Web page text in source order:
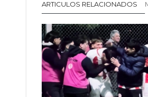
ARTICULOS RELACIONADOS